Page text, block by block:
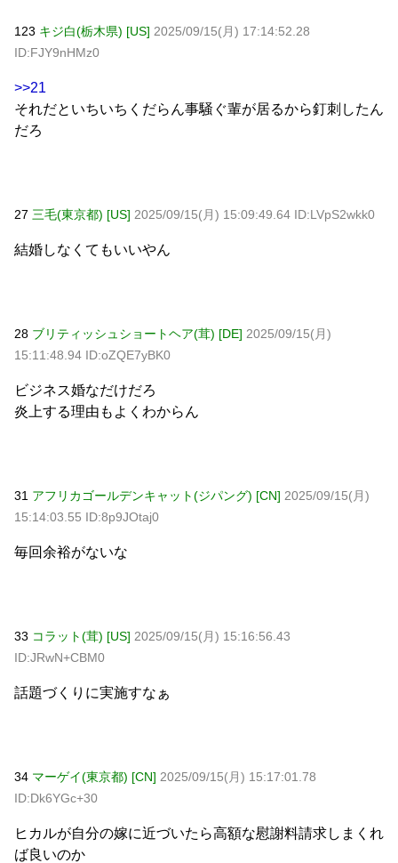
123 キジ白(栃木県) [US] 2025/09/15(月) 17:14:52.28
ID:FJY9nHMz0
>>21
それだといちいちくだらん事騒ぐ輩が居るから釘刺したん
だろ
27 三毛(東京都) [US] 2025/09/15(月) 15:09:49.64 ID:LVpS2wkk0
結婚しなくてもいいやん
28 ブリティッシュショートヘア(茸) [DE] 2025/09/15(月)
15:11:48.94 ID:oZQE7yBK0
ビジネス婚なだけだろ
炎上する理由もよくわからん
31 アフリカゴールデンキャット(ジパング) [CN] 2025/09/15(月)
15:14:03.55 ID:8p9JOtaj0
毎回余裕がないな
33 コラット(茸) [US] 2025/09/15(月) 15:16:56.43
ID:JRwN+CBM0
話題づくりに実施すなぁ
34 マーゲイ(東京都) [CN] 2025/09/15(月) 15:17:01.78
ID:Dk6YGc+30
ヒカルが自分の嫁に近づいたら高額な慰謝料請求しまくれ
ば良いのか